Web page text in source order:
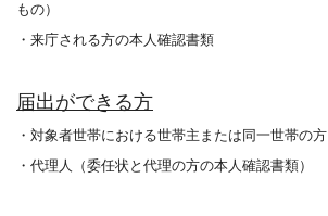
もの）
・来庁される方の本人確認書類
届出ができる方
・対象者世帯における世帯主または同一世帯の方
・代理人（委任状と代理の方の本人確認書類）